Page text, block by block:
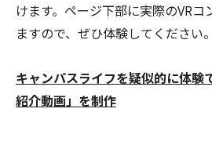
けます。ページ下部に実際のVR
ますので、ぜひ体験してください。
キャンパスライフを疑似的に体験
紹介動画」を制作